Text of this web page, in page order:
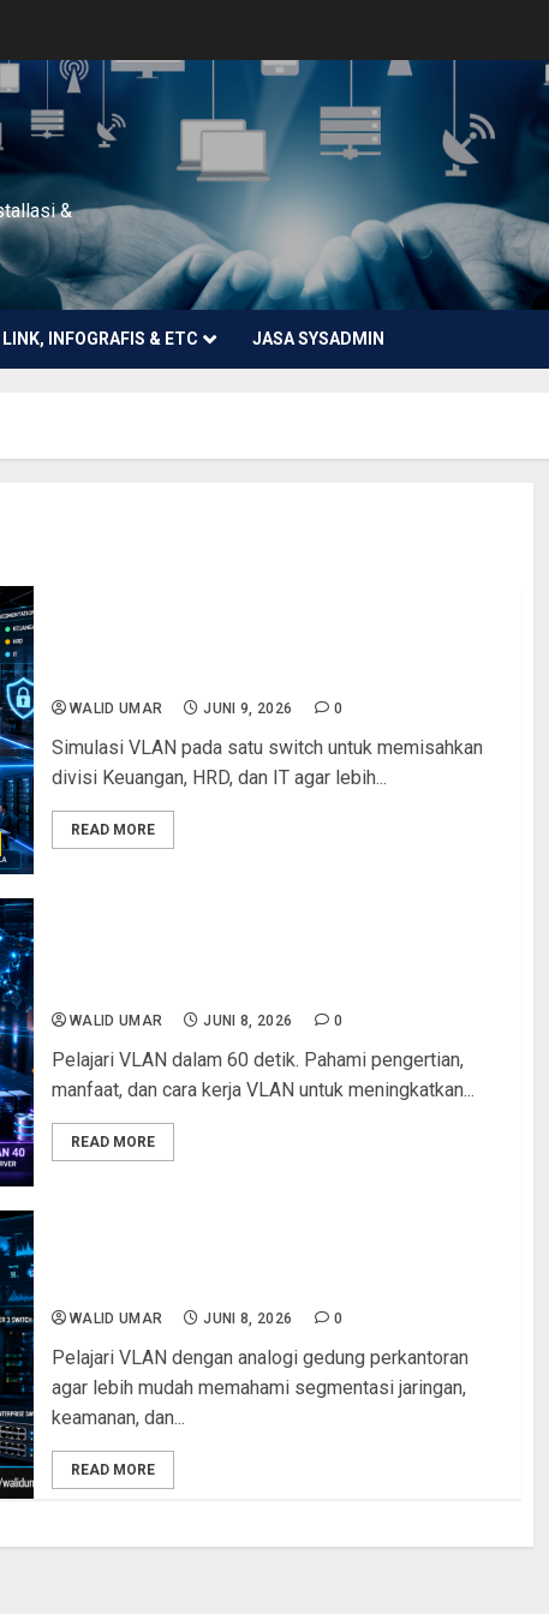
&
LINK, INFOGRAFIS & ETC JASA SYSADMIN
WALID UMAR JUNI 9, 2026 0
Simulasi VLAN pada satu switch untuk memisahkan
divisi Keuangan, HRD, dan IT agar lebih...
READ MORE
WALID UMAR JUNI 8, 2026 0
Pelajari VLAN dalam 60 detik. Pahami pengertian,
manfaat, dan cara kerja VLAN untuk meningkatkan...
READ MORE
WALID UMAR JUNI 8, 2026 0
Pelajari VLAN dengan analogi gedung perkantoran
agar lebih mudah memahami segmentasi jaringan,
keamanan, dan...
READ MORE